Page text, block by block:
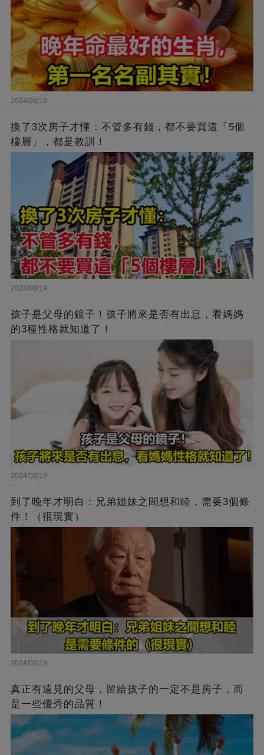
2024/08/19
換了3次房子才懂：不管多有錢，都不要買這「5個
樓層」，都是教訓！
2024/08/19
孩子是父母的鏡子！孩子將來是否有出息，看媽媽
的3種性格就知道了！
2024/08/19
到了晚年才明白：兄弟姐妹之間想和睦，需要3個條
件！（很現實）
2024/08/19
真正有遠見的父母，留給孩子的一定不是房子，而
是一些優秀的品質！